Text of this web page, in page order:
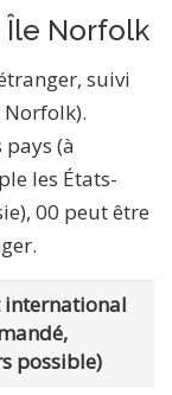
Norfolk
suivi
(à
les États-
00 peut être
international
possible)